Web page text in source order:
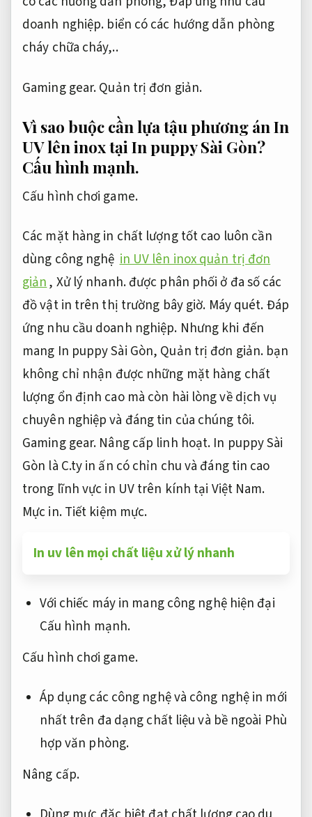
doanh nghiệp. biển có các hướng dẫn phòng
cháy chữa cháy,..
Gaming gear.Quản trị đơn giản.
Vì sao buộc cần lựa tậu phương án In
UV lên inox tại In puppy Sài Gòn?
Cấu hình mạnh.
Cấu hình chơi game.
Các mặt hàng in chất lượng tốt cao luôn cần
dùng công nghệ in UV lên inox quản trị đơn
giản, Xử lý nhanh.được phân phối ở đa số các
đồ vật in trên thị trường bây giờ. Máy quét.Đáp
ứng nhu cầu doanh nghiệp. Nhưng khi đến
mang In puppy Sài Gòn, Quản trị đơn giản. bạn
không chỉ nhận được những mặt hàng chất
lượng ổn định cao mà còn hài lòng về dịch vụ
chuyên nghiệp và đáng tin của chúng tôi.
Gaming gear. Nâng cấp linh hoạt. In puppy Sài
Gòn là C.ty in ấn có chỉn chu và đáng tin cao
trong lĩnh vực in UV trên kính tại Việt Nam.
Mực in.Tiết kiệm mực.
In uv lên mọi chất liệu xử lý nhanh
Với chiếc máy in mang công nghệ hiện đại
Cấu hình mạnh.
Cấu hình chơi game.
Áp dụng các công nghệ và công nghệ in mới
nhất trên đa dạng chất liệu và bề ngoài Phù
hợp văn phòng.
Nâng cấp.